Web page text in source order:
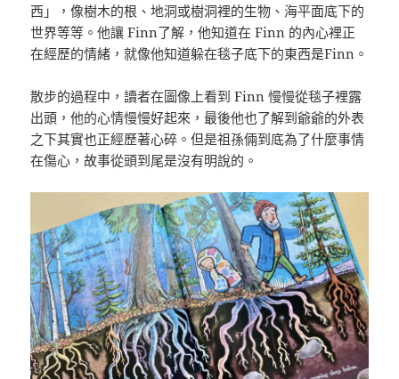
西」，像樹木的根、地洞或樹洞裡的生物、海平面底下的
世界等等。他讓 Finn了解，他知道在 Finn 的內心裡正
在經歷的情緒，就像他知道躲在毯子底下的東西是Finn。
散步的過程中，讀者在圖像上看到 Finn 慢慢從毯子裡露
出頭，他的心情慢慢好起來，最後他也了解到爺爺的外表
之下其實也正經歷著心碎。但是祖孫倆到底為了什麼事情
在傷心，故事從頭到尾是沒有明說的。